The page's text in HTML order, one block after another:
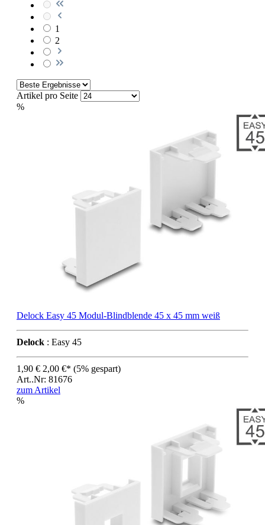
1
2
Artikel pro Seite
%
Delock Easy 45 Modul-Blindblende 45 x 45 mm weiß
Delock : Easy 45
1,90 € 2,00 €* (5% gespart)
Art..Nr: 81676
zum Artikel
%